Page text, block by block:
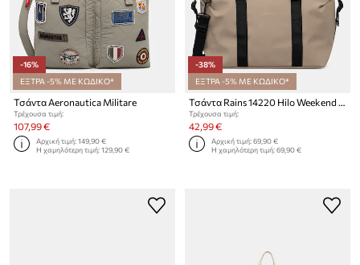
-16%
ΕΞΤΡΑ -5% ΜΕ ΚΩΔΙΚΟ*
Τσάντα Aeronautica Militare
Τρέχουσα τιμή:
107,99 €
Αρχική τιμή:149,90 €
Η χαμηλότερη τιμή:129,90 €
-38%
ΕΞΤΡΑ -5% ΜΕ ΚΩΔΙΚΟ*
Τσάντα Rains 14220 Hilo Weekend Bag Small
Τρέχουσα τιμή:
42,99 €
Αρχική τιμή:69,90 €
Η χαμηλότερη τιμή:69,90 €